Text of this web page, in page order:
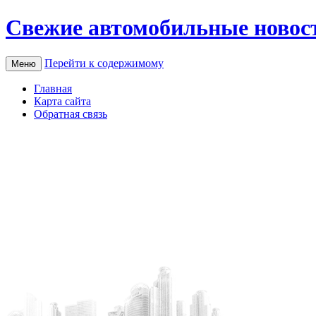
Свежие автомобильные
Меню Перейти к содержимому
Главная
Карта сайта
Обратная связь